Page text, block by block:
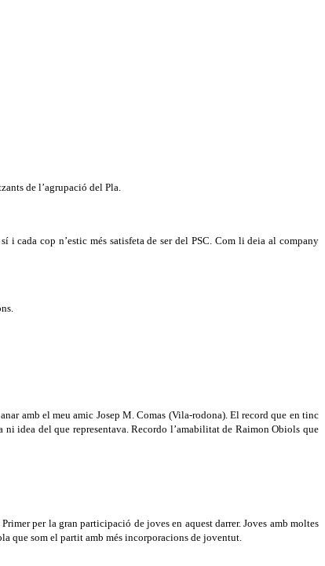
de l’agrupació del Pla.
cada cop n’estic més satisfeta de ser del PSC. Com li deia al company
amb el meu amic Josep M. Comas (Vila-rodona). El record que en tinc
idea del que representava. Recordo l’amabilitat de Raimon Obiols que
per la gran participació de joves en aquest darrer. Joves amb moltes
que som el partit amb més incorporacions de joventut.